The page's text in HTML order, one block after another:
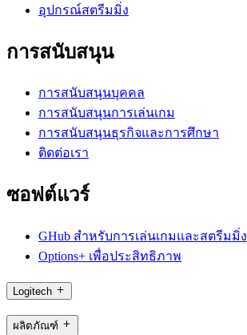
อุปกรณ์สตรีมมิ่ง
การสนับสนุน
การสนับสนุนบุคคล
การสนับสนุนการเล่นเกม
การสนับสนุนธุรกิจและการศึกษา
ติดต่อเรา
ซอฟต์แวร์
GHub สำหรับการเล่นเกมและสตรีมมิ่ง
Options+ เพื่อประสิทธิภาพ
Logitech
ผลิตภัณฑ์